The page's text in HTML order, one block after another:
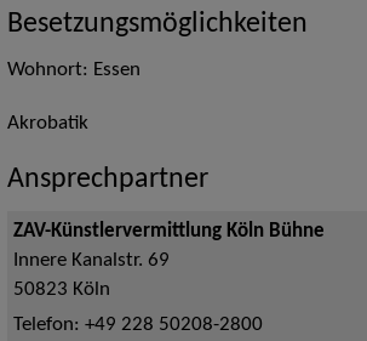
Besetzungsmöglichkeiten
Wohnort: Essen
Akrobatik
Ansprechpartner
ZAV-Künstlervermittlung Köln Bühne
Innere Kanalstr. 69
50823 Köln
Telefon: +49 228 50208-2800